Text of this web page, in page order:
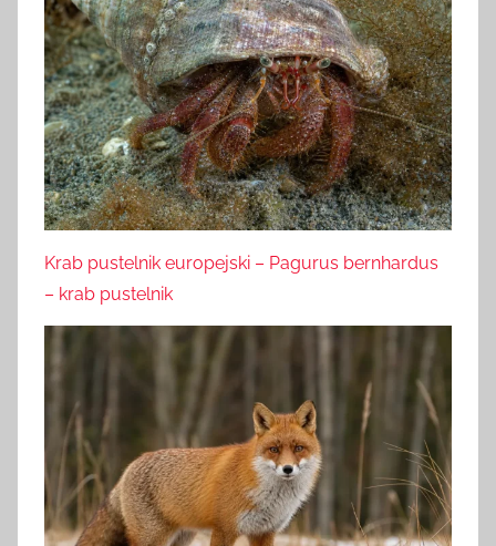
Krab pustelnik europejski – Pagurus bernhardus
– krab pustelnik